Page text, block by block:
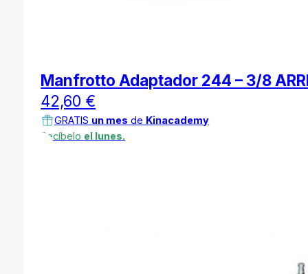
Manfrotto Adaptador 244 – 3/8
42,60 €
GRATIS un mes de Kinacademy
Recíbelo el lunes.